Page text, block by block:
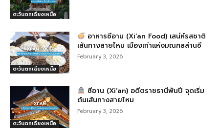
ตะวันตกเฉียงเหนือ
ตะวันตกเฉียงเหนือ
อาหารซีอาน (Xi’an Food) เสน่ห์รสชาติ
เส้นทางสายไหม เมืองเก่าแห่งมณฑลส่านซี
February 3, 2026
ตะวันตกเฉียงเหนือ
ซีอาน (Xi’an) อดีตราชธานีพันปี จุดเริ่ม
ต้นเส้นทางสายไหม
February 3, 2026